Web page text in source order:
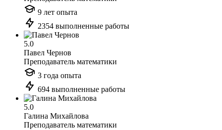
9 лет опыта
2354 выполненные работы
5.0
Павел Чернов
Преподаватель математики
3 года опыта
694 выполненные работы
5.0
Галина Михайлова
Преподаватель математики